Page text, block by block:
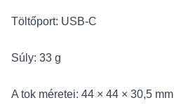
Töltőport: USB-C
Súly: 33 g
A tok méretei: 44 × 44 × 30,5 mm